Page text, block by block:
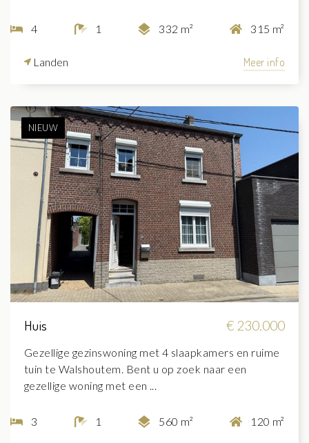
4 1 332 m² 315 m²
Landen Meer info
NIEUW
Huis € 230.000
Gezellige gezinswoning met 4 slaapkamers en ruime
tuin te Walshoutem. Bent u op zoek naar een
gezellige woning met een ...
3 1 560 m² 120 m²